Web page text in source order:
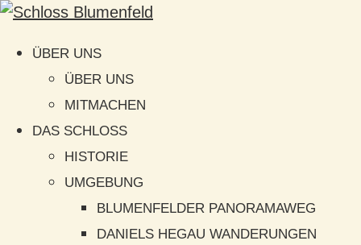
ÜBER UNS
ÜBER UNS
MITMACHEN
DAS SCHLOSS
HISTORIE
UMGEBUNG
BLUMENFELDER PANORAMAWEG
DANIELS HEGAU WANDERUNGEN